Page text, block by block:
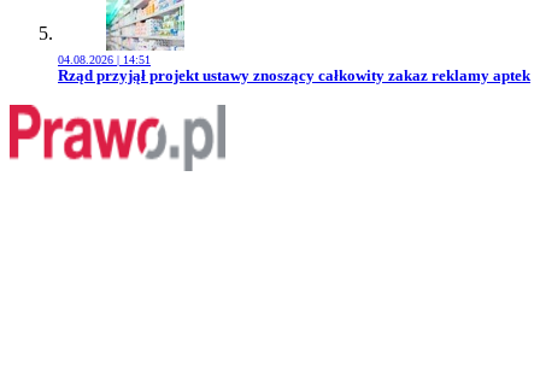
04.08.2026 | 14:51
Przejdź do artykułu:
Rząd przyjął projekt ustawy znoszący całkowity zakaz reklamy aptek